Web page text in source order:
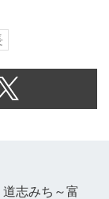
志みち～富